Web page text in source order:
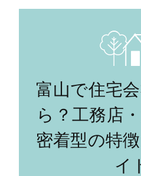
富山で住宅
ら？工務店
密着型の特
イ